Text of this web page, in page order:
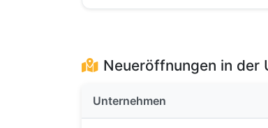
Neueröffnungen in der
Unternehmen